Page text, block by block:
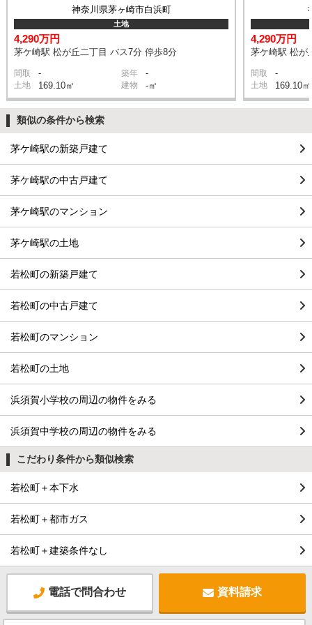
神奈川県茅ヶ崎市白浜町
土地
4,290万円
茅ケ崎駅 松が丘二丁目 バス7分 停歩8分
間取 - 築年 -
土地 169.10㎡ 建物 -㎡
4,290万円
茅ケ崎駅 松が
間取 -
土地 169.10㎡
類似の条件から検索
茅ケ崎駅の新築戸建て
茅ケ崎駅の中古戸建て
茅ケ崎駅のマンション
茅ケ崎駅の土地
若松町の新築戸建て
若松町の中古戸建て
若松町のマンション
若松町の土地
浜須賀小学校の周辺の物件をみる
浜須賀中学校の周辺の物件をみる
こだわり条件から類似検索
若松町＋本下水
若松町＋都市ガス
若松町＋建築条件なし
電話で問合わせ 資料請求